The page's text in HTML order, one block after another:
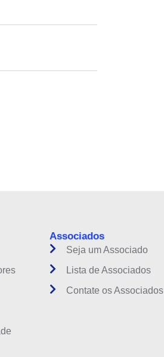
Associados
Seja um Associado
Lista de Associados
Contate os Associados